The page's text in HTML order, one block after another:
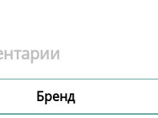
Бренд